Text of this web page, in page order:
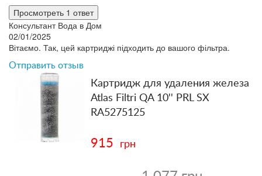
Просмотреть 1 ответ
Консультант Вода в Дом
02/01/2025
Вітаємо. Так, цей картриджі підходить до вашого фільтра.
Отправить отзыв
Картридж для удаления железа
Atlas Filtri QA 10'' PRL SX
RA5275125
915 грн